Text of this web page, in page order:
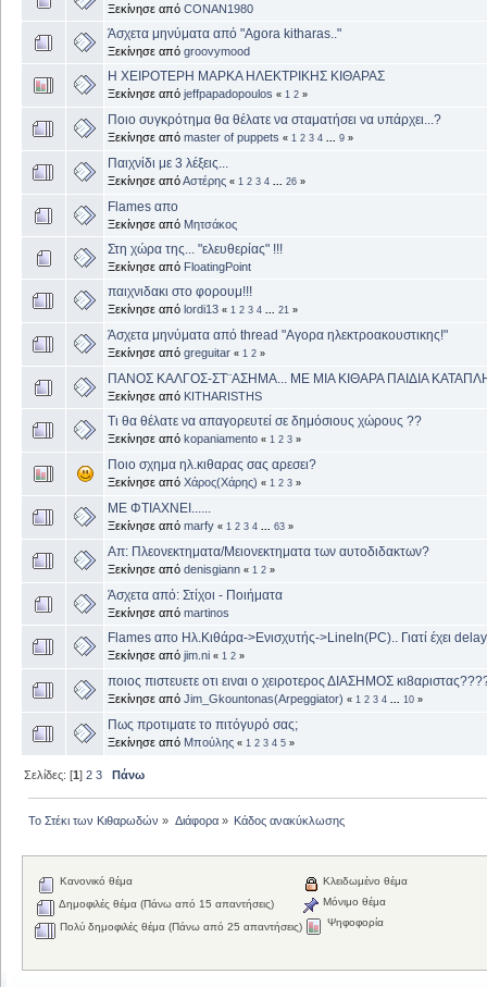
Ξεκίνησε από CONAN1980
Άσχετα μηνύματα από "Agora kitharas.."
Ξεκίνησε από groovymood
Η ΧΕΙΡΟΤΕΡΗ ΜΑΡΚΑ ΗΛΕΚΤΡΙΚΗΣ ΚΙΘΑΡΑΣ
Ξεκίνησε από jeffpapadopoulos « 1 2 »
Ποιο συγκρότημα θα θέλατε να σταματήσει να υπάρχει...?
Ξεκίνησε από master of puppets « 1 2 3 4 9 »
Παιχνίδι με 3 λέξεις...
Ξεκίνησε απόΑστέρης « 1 2 3 4 26 »
Flames απο
Ξεκίνησε από Μητσάκος
Στη χώρα της... "ελευθερίας" !!!
Ξεκίνησε από FloatingPoint
παιχνιδακι στο φορουμ!!!
Ξεκίνησε από lordi13 « 1 2 3 4 21 »
Άσχετα μηνύματα από thread "Αγορα ηλεκτροακουστικης!"
Ξεκίνησε από greguitar « 1 2 »
ΠΑΝΟΣ ΚΑΛΓΟΣ-ΣΤ¨ΑΣΗΜΑ... ΜΕ ΜΙΑ ΚΙΘΑΡΑ ΠΑΙΔΙΑ
Ξεκίνησε από KITHARISTHS
Τι θα θέλατε να απαγορευτεί σε δημόσιους χώρους ??
Ξεκίνησε από kopaniamento « 1 2 3 »
Ποιο σχημα ηλ.κιθαρας σας αρεσει?
Ξεκίνησε από Χάρος(Χάρης) « 1 2 3 »
ΜΕ ΦΤΙΑΧΝΕΙ......
Ξεκίνησε από marfy « 1 2 3 4 63 »
Απ: Πλεονεκτηματα/Μειονεκτηματα των αυτοδιδακτων?
Ξεκίνησε από denisgiann « 1 2 »
Άσχετα από: Στίχοι - Ποιήματα
Ξεκίνησε από martinos
Flames απο Ηλ.Κιθάρα->Ενισχυτής->LineIn(PC).. Γιατί έχει
Ξεκίνησε από jim.ni « 1 2 »
ποιος πιστευετε οτι ειναι ο χειροτερος ΔΙΑΣΗΜΟΣ
Ξεκίνησε από Jim_Gkountonas(Arpeggiator) « 1 2 3 4 10 »
Πως προτιματε το πιτόγυρό σας;
Ξεκίνησε από Μπούλης « 1 2 3 4 5 »
Σελίδες: [1]2 3 Πάνω
Το Στέκι των Κιθαρωδών » Διάφορα» Κάδος ανακύκλωσης
Κανονικό θέμα
Δημοφιλές θέμα (Πάνω από 15 απαντήσεις)
Πολύ δημοφιλές θέμα (Πάνω από 25 απαντήσεις)
Κλειδωμένο θέμα
Μόνιμο θέμα
Ψηφοφορία